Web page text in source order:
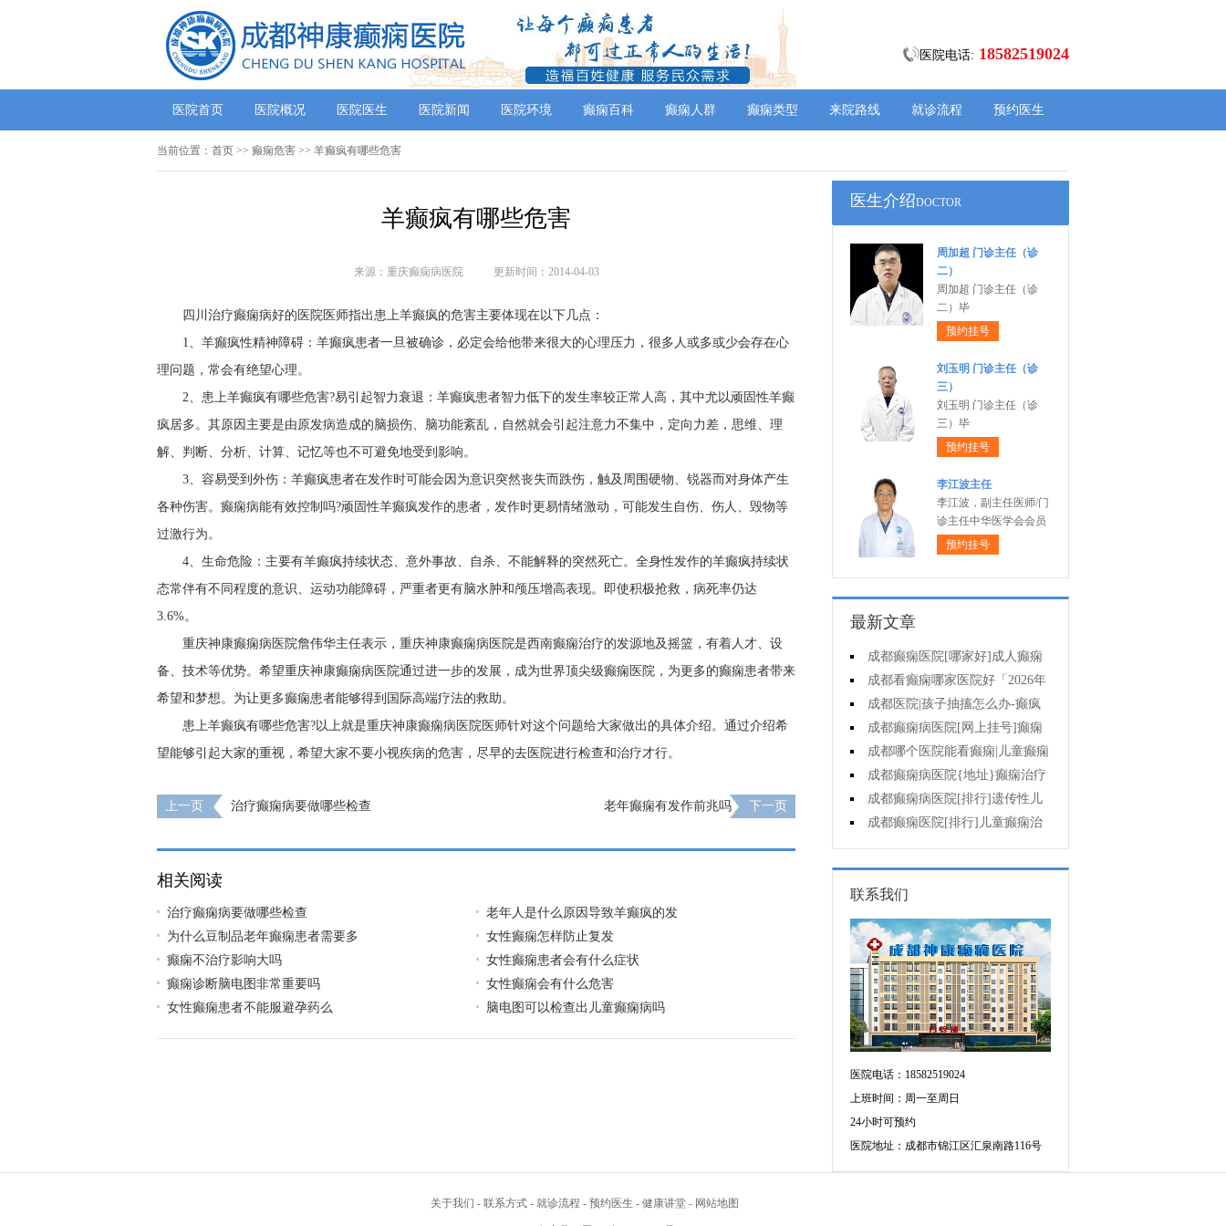
医院电话: 18582519024
医院首页 医院概况 医院医生 医院新闻 医院环境 癫痫百科 癫痫人群 癫痫类型 来院路线 就诊流程 预约医生
当前位置： 首页 >> 癫痫危害 >> 羊癫疯有哪些危害
羊癫疯有哪些危害
来源：重庆癫痫病医院 更新时间：2014-04-03
四川治疗癫痫病好的医院医师指出患上羊癫疯的危害主要体现在以下几点：
1、羊癫疯性精神障碍：羊癫疯患者一旦被确诊，必定会给他带来很大的心理压力，很多人或多或少会存在心
理问题，常会有绝望心理。
2、患上羊癫疯有哪些危害?易引起智力衰退：羊癫疯患者智力低下的发生率较正常人高，其中尤以顽固性羊癫
疯居多。其原因主要是由原发病造成的脑损伤、脑功能紊乱，自然就会引起注意力不集中，定向力差，思维、理
解、判断、分析、计算、记忆等也不可避免地受到影响。
3、容易受到外伤：羊癫疯患者在发作时可能会因为意识突然丧失而跌伤，触及周围硬物、锐器而对身体产生
各种伤害。癫痫病能有效控制吗?顽固性羊癫疯发作的患者，发作时更易情绪激动，可能发生自伤、伤人、毁物等
过激行为。
4、生命危险：主要有羊癫疯持续状态、意外事故、自杀、不能解释的突然死亡。全身性发作的羊癫疯持续状
态常伴有不同程度的意识、运动功能障碍，严重者更有脑水肿和颅压增高表现。即使积极抢救，病死率仍达
3.6%。
重庆神康癫痫病医院詹伟华主任表示，重庆神康癫痫病医院是西南癫痫治疗的发源地及摇篮，有着人才、设
备、技术等优势。希望重庆神康癫痫病医院通过进一步的发展，成为世界顶尖级癫痫医院，为更多的癫痫患者带来
希望和梦想。为让更多癫痫患者能够得到国际高端疗法的救助。
患上羊癫疯有哪些危害?以上就是重庆神康癫痫病医院医师针对这个问题给大家做出的具体介绍。通过介绍希
望能够引起大家的重视，希望大家不要小视疾病的危害，尽早的去医院进行检查和治疗才行。
上一页 治疗癫痫病要做哪些检查 老年癫痫有发作前兆吗 下一页
相关阅读
治疗癫痫病要做哪些检查
老年人是什么原因导致羊癫疯的发
为什么豆制品老年癫痫患者需要多
女性癫痫怎样防止复发
癫痫不治疗影响大吗
女性癫痫患者会有什么症状
癫痫诊断脑电图非常重要吗
女性癫痫会有什么危害
女性癫痫患者不能服避孕药么
脑电图可以检查出儿童癫痫病吗
医生介绍DOCTOR
周加超 门诊主任（诊
二）
周加超 门诊主任（诊
二）毕
预约挂号
刘玉明 门诊主任（诊
三）
刘玉明 门诊主任（诊
三）毕
预约挂号
李江波主任
李江波，副主任医师/门
诊主任中华医学会会员
预约挂号
最新文章
成都癫痫医院[哪家好]成人癫痫
的护理方法是什么?
成都看癫痫哪家医院好「2026年
度公布」有癫痫能不能抽烟?
成都医院|孩子抽搐怎么办-癫疯
病病人要知道的误区
成都癫痫病医院[网上挂号]癫痫
发作会有什么症状?
成都哪个医院能看癫痫|儿童癫痫
未经正规治疗有什么伤害?
成都癫痫病医院{地址}癫痫治疗
需注意哪些问题?
成都癫痫病医院[排行]遗传性儿
童癫痫病早期症状什么样?
成都癫痫医院[排行]儿童癫痫治
疗方法哪个好?
联系我们
医院电话：18582519024
上班时间：周一至周日
24小时可预约
医院地址：成都市锦江区汇泉南路116号
关于我们 - 联系方式 - 就诊流程 - 预约医生 - 健康讲堂 - 网站地图